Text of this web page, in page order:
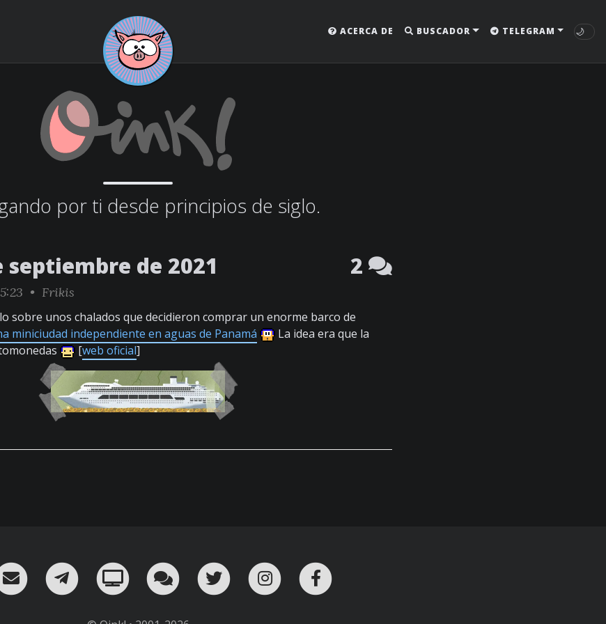
ACERCA DE BUSCADOR TELEGRAM 🌙
por ti desde principios de siglo.
septiembre de 2021 2
• Frikis
sobre unos chalados que decidieron comprar un enorme barco de
miniciudad independiente en aguas de Panamá
La idea era que la
[web oficial]
¡Mándame un email!
¡Nuestro canal en Telegram!
Oink! TV Charla con nosotros en Telegram
Twitter Instagram